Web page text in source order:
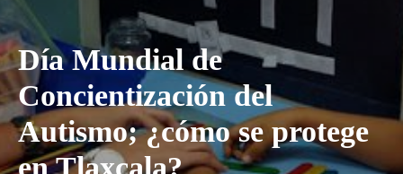
Día Mundial de
Concientización del
Autismo; ¿cómo se protege
en Tlaxcala?